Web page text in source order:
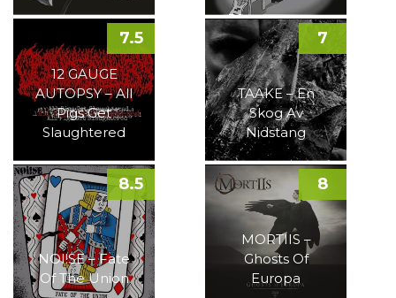
12 GAUGE
AUTOPSY – All
Pigs Get
Slaughtered
7.5
TAAKE – En
Skog Av
Nidstang
7
NOI!SE – Fate
Of The Union
8.5
MORTIIS –
Ghosts Of
Europa
8